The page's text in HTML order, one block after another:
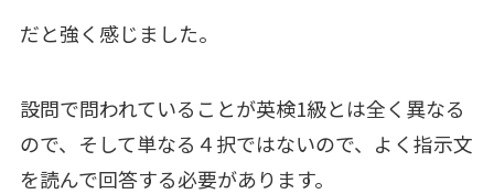
だと強く感じました。
設問で問われていることが英検1級とは全く異なる
ので、そして単なる４択ではないので、よく指示文
を読んで回答する必要があります。